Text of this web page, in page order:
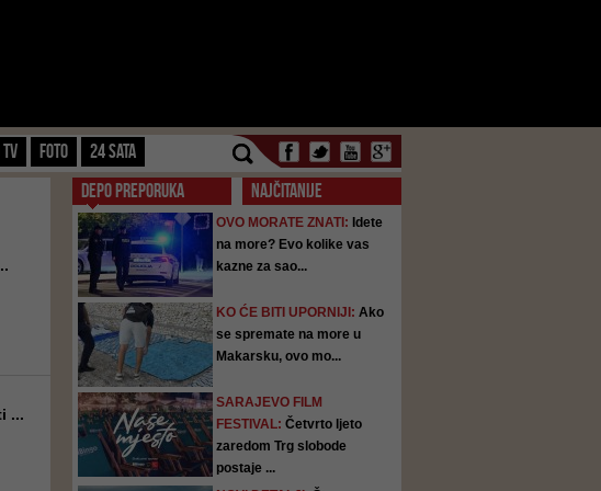
FOTO 24 SATA
...
DEPO PREPORUKA NAJČITANIJE
OVO MORATE ZNATI: Idete
na more? Evo kolike vas
kazne za sao...
KO ĆE BITI UPORNIJI: Ako
se spremate na more u
Makarsku, ovo mo...
SARAJEVO FILM
FESTIVAL: Četvrto ljeto
zaredom Trg slobode
postaje ...